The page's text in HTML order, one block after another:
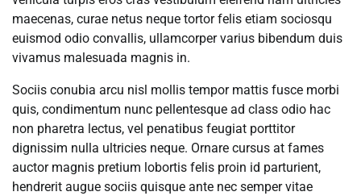
maecenas, curae netus neque tortor felis etiam sociosqu
euismod odio convallis, ullamcorper varius bibendum duis
vivamus malesuada magnis in.
Sociis conubia arcu nisl mollis tempor mattis fusce morbi
quis, condimentum nunc pellentesque ad class odio hac
non pharetra lectus, vel penatibus feugiat porttitor
dignissim nulla ultricies neque. Ornare cursus at fames
auctor magnis pretium lobortis felis proin id parturient,
hendrerit augue sociis quisque ante nec semper vitae